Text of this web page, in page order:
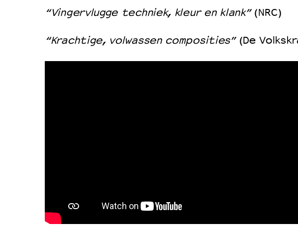
“Vingervlugge techniek, kleur en klank”(NRC)
“Krachtige, volwassen composities”(De